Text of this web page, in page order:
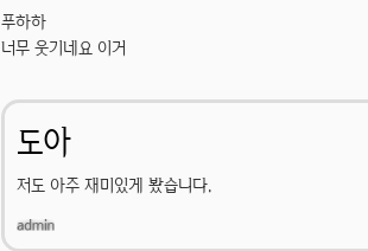
푸하하
너무 웃기네요 이거
도아
저도 아주 재미있게 봤습니다.